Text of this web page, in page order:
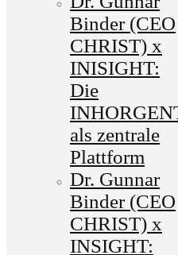
Binder (CEO
CHRIST) x
INISIGHT:
Die
als zentrale
Plattform
Dr. Gunnar
Binder (CEO
CHRIST) x
INSIGHT: